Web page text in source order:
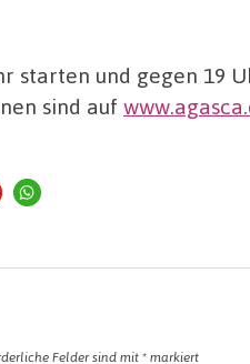
starten und gegen 19
sind auf
Felder sind mit* markiert